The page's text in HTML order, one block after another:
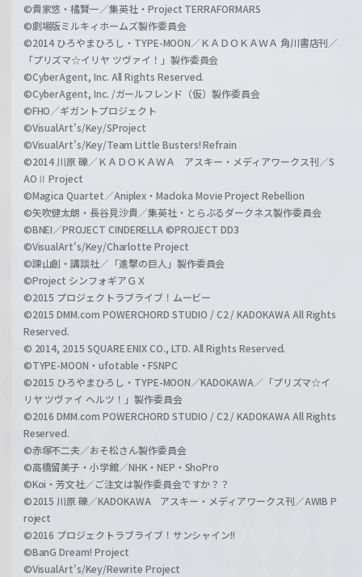
©貴家悠・橘賢一／集英社・Project TERRAFORMARS
©劇場版ミルキィホームズ製作委員会
©2014 ひろやまひろし・TYPE-MOON／ＫＡＤＯＫＡＷＡ 角川書店刊／
「プリズマ☆イリヤ ツヴァイ！」製作委員会
©CyberAgent, Inc. All Rights Reserved.
©CyberAgent, Inc. /ガールフレンド（仮）製作委員会
©FHO／ギガントプロジェクト
©VisualArt's/Key/SProject
©VisualArt's/Key/Team Little Busters! Refrain
©2014 川原 礫／ＫＡＤＯＫＡＷＡ アスキー・メディアワークス刊／S
AOⅡ Project
©Magica Quartet／Aniplex・Madoka Movie Project Rebellion
©矢吹健太朗・長谷見沙貴／集英社・とらぶるダークネス製作委員会
©BNEI／PROJECT CINDERELLA ©PROJECT DD3
©VisualArt's/Key/Charlotte Project
©諫山創・講談社／「進撃の巨人」製作委員会
©Project シンフォギアＧＸ
©2015 プロジェクトラブライブ！ムービー
©2015 DMM.com POWERCHORD STUDIO / C2 / KADOKAWA All Rights
Reserved.
© 2014, 2015 SQUARE ENIX CO., LTD. All Rights Reserved.
©TYPE-MOON・ufotable・FSNPC
©2015 ひろやまひろし・TYPE-MOON／KADOKAWA／「プリズマ☆イ
リヤ ツヴァイ ヘルツ！」製作委員会
©2016 DMM.com POWERCHORD STUDIO / C2 / KADOKAWA All Rights
Reserved.
©赤塚不二夫／おそ松さん製作委員会
©高橋留美子・小学館／NHK・NEP・ShoPro
©Koi・芳文社／ご注文は製作委員会ですか？？
©2015 川原 礫／KADOKAWA アスキー・メディアワークス刊／AWIB P
roject
©2016 プロジェクトラブライブ！サンシャイン!!
©BanG Dream! Project
©VisualArt's/Key/Rewrite Project